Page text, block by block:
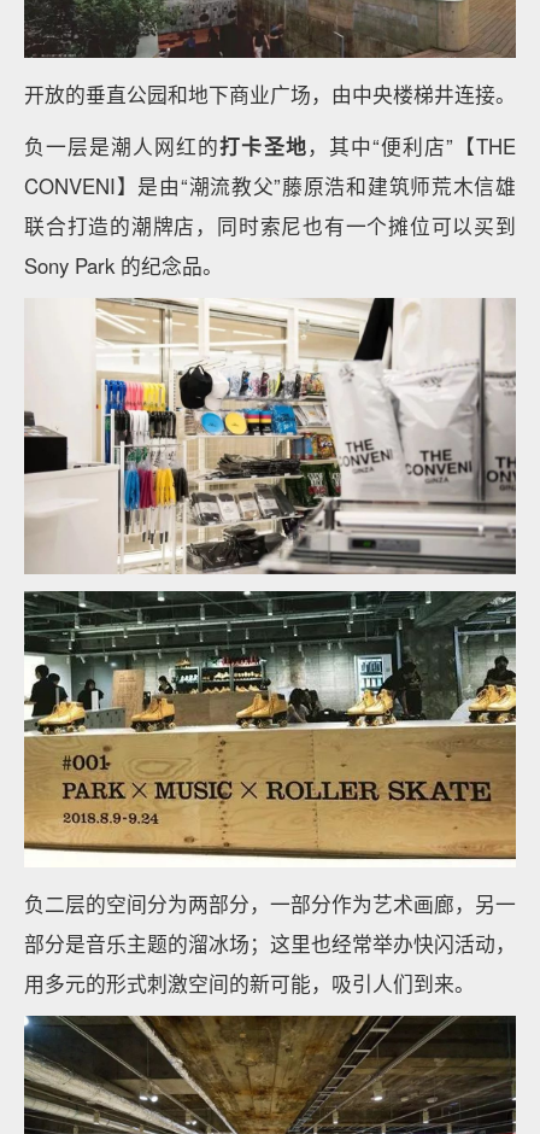
开放的垂直公园和地下商业广场，由中央楼梯井连接。
负一层是潮人网红的打卡圣地，其中“便利店”【THE
CONVENI】是由“潮流教父”藤原浩和建筑师荒木信雄
联合打造的潮牌店，同时索尼也有一个摊位可以买到
Sony Park 的纪念品。
负二层的空间分为两部分，一部分作为艺术画廊，另一
部分是音乐主题的溜冰场；这里也经常举办快闪活动，
用多元的形式刺激空间的新可能，吸引人们到来。